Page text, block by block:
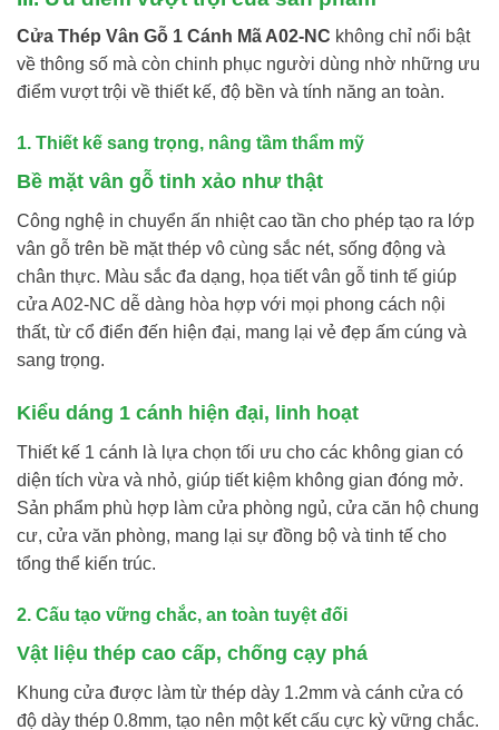
Cửa Thép Vân Gỗ 1 Cánh Mã A02-NC không chỉ nổi bật
về thông số mà còn chinh phục người dùng nhờ những ưu
điểm vượt trội về thiết kế, độ bền và tính năng an toàn.
1. Thiết kế sang trọng, nâng tầm thẩm mỹ
Bề mặt vân gỗ tinh xảo như thật
Công nghệ in chuyển ấn nhiệt cao tần cho phép tạo ra lớp
vân gỗ trên bề mặt thép vô cùng sắc nét, sống động và
chân thực. Màu sắc đa dạng, họa tiết vân gỗ tinh tế giúp
cửa A02-NC dễ dàng hòa hợp với mọi phong cách nội
thất, từ cổ điển đến hiện đại, mang lại vẻ đẹp ấm cúng và
sang trọng.
Kiểu dáng 1 cánh hiện đại, linh hoạt
Thiết kế 1 cánh là lựa chọn tối ưu cho các không gian có
diện tích vừa và nhỏ, giúp tiết kiệm không gian đóng mở.
Sản phẩm phù hợp làm cửa phòng ngủ, cửa căn hộ chung
cư, cửa văn phòng, mang lại sự đồng bộ và tinh tế cho
tổng thể kiến trúc.
2. Cấu tạo vững chắc, an toàn tuyệt đối
Vật liệu thép cao cấp, chống cạy phá
Khung cửa được làm từ thép dày 1.2mm và cánh cửa có
độ dày thép 0.8mm, tạo nên một kết cấu cực kỳ vững chắc.